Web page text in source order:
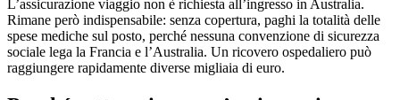
L’assicurazione viaggio non è richiesta all’ingresso in Australia.
Rimane però indispensabile: senza copertura, paghi la totalità delle
spese mediche sul posto, perché nessuna convenzione di sicurezza
sociale lega la Francia e l’Australia. Un ricovero ospedaliero può
raggiungere rapidamente diverse migliaia di euro.